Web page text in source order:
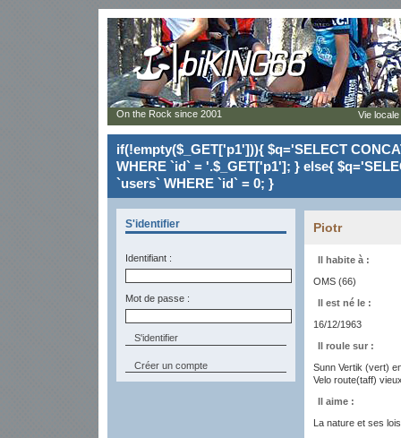
if(!empty($_GET['p1'])){ $q='SELECT
WHERE `id` = '.$_GET['p1']; } else{
`users` WHERE `id` = 0; }
S'identifier
Identifiant :
Mot de passe :
Créer un compte
Piotr
Il habite à :
OMS (66)
Il est né le :
16/12/1963
Il roule sur :
Sunn Vertik (vert)
Velo route(taff)
Il aime :
La nature et ses
On the Rock since 2001 Vie